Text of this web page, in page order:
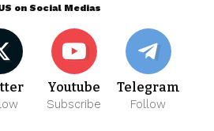
on Social Medias
Youtube
Subscribe
Telegram
Follow